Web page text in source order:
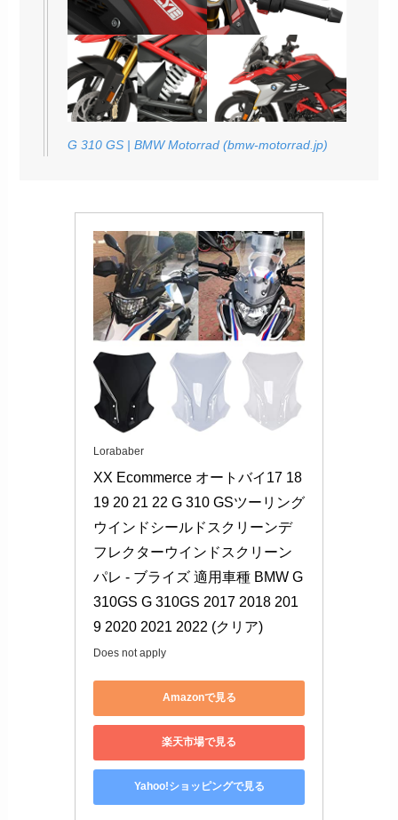
G 310 GS | BMW Motorrad (bmw-motorrad.jp)
Lorababer
XX Ecommerce オートバイ17 18
19 20 21 22 G 310 GSツーリング
ウインドシールドスクリーンデ
フレクターウインドスクリーン
パレ - ブライズ 適用車種 BMW G
310GS G 310GS 2017 2018 201
9 2020 2021 2022 (クリア)
Does not apply
Amazonで見る
楽天市場で見る
Yahoo!ショッピングで見る